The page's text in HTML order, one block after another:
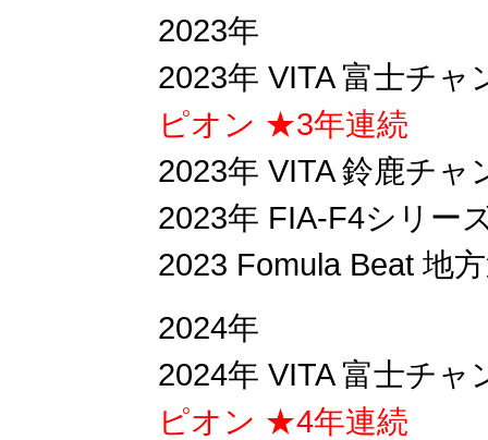
2023年
2023年 VITA 富士チ
ピオン ★3年連続
2023年 VITA 鈴鹿チ
2023年 FIA-F4シリー
2023 Fomula Beat 地
2024年
2024年 VITA 富士チ
ピオン ★4年連続